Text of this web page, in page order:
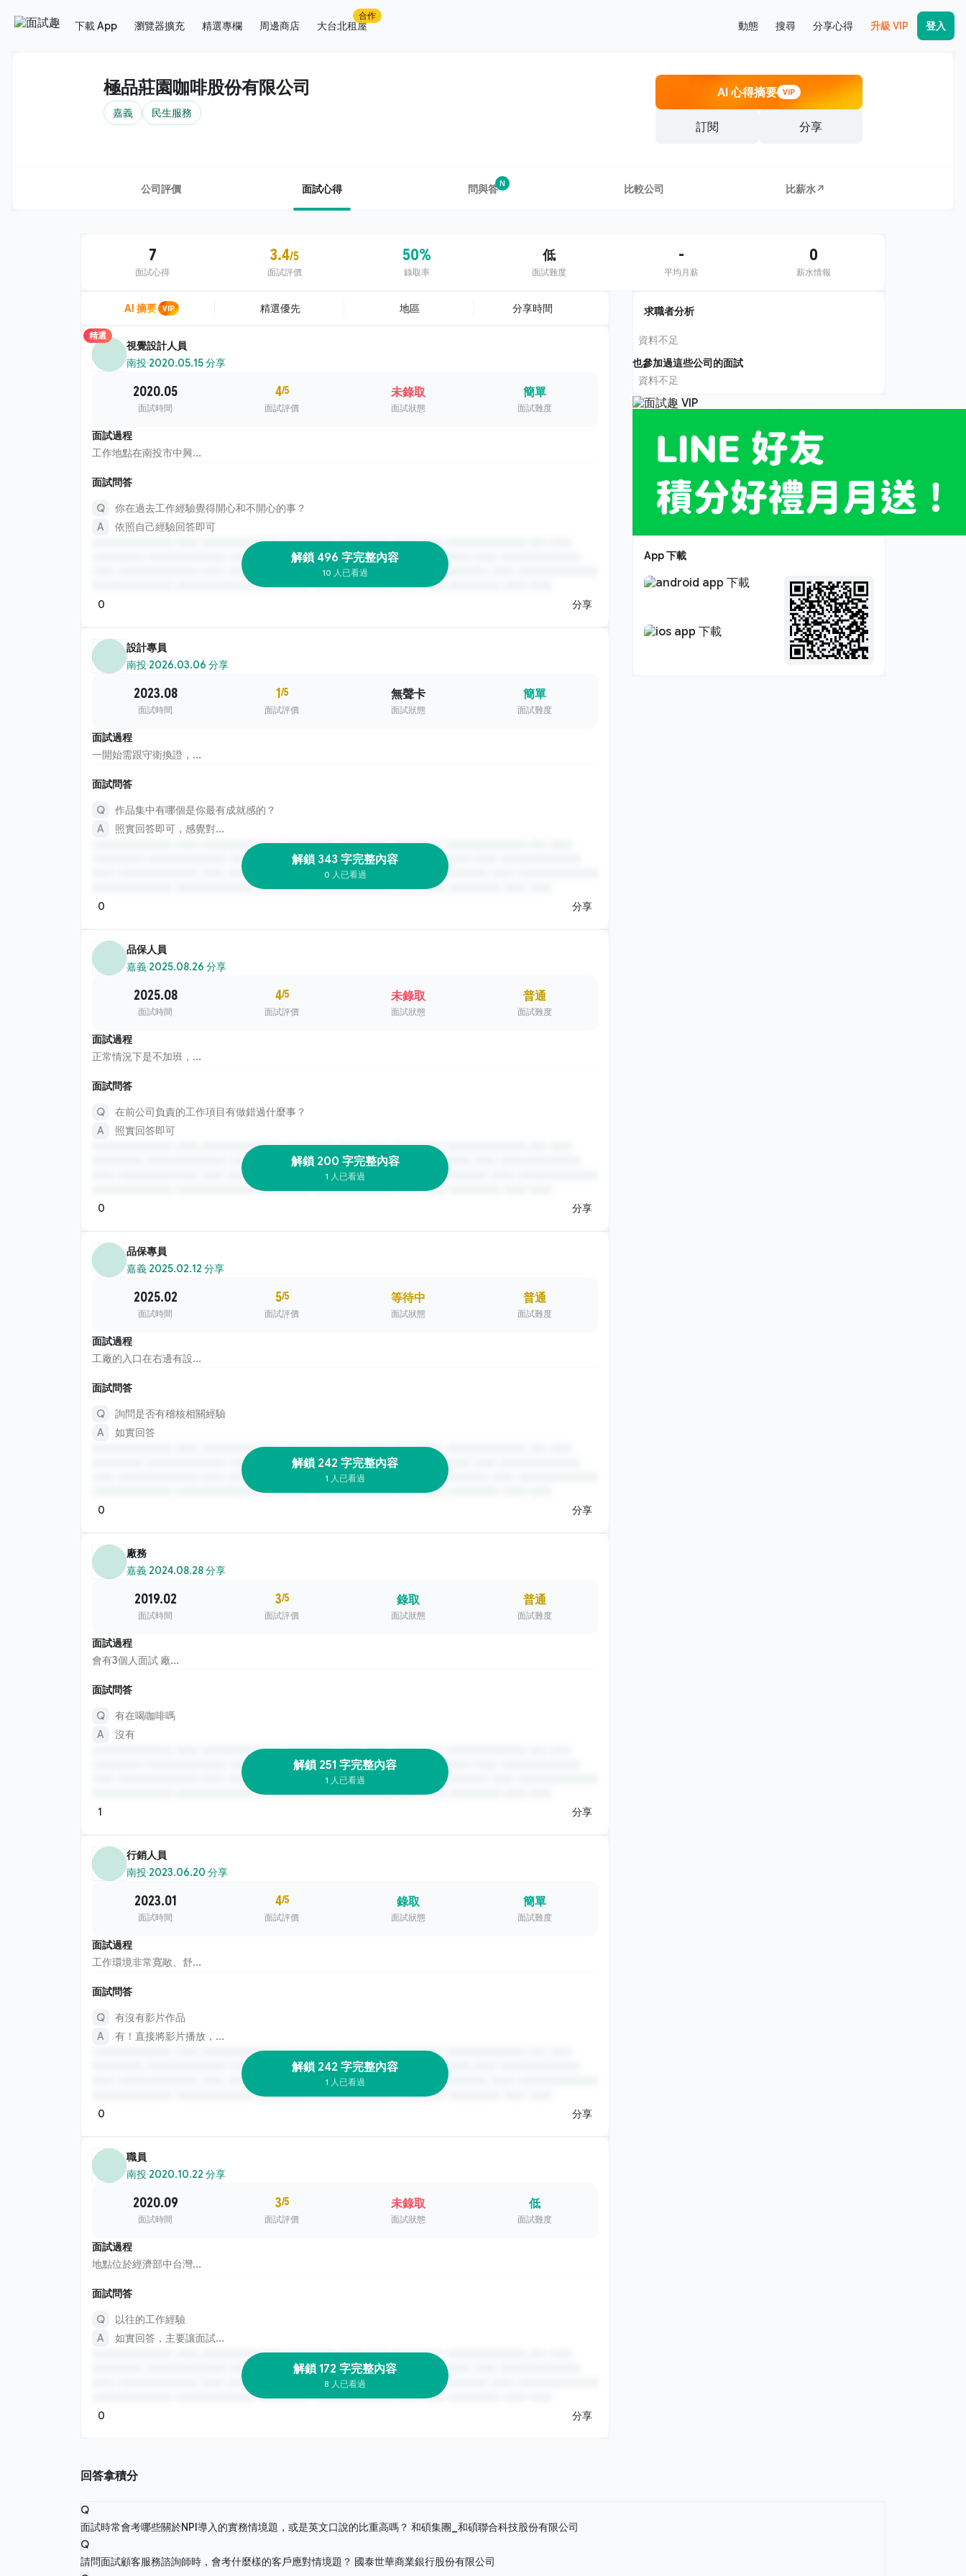
下載 App 瀏覽器擴充 精選專欄 周邊商店 大台北租屋
合作
動態 搜尋 分享心得 升級 VIP 登入
極品莊園咖啡股份有限公司
嘉義 民生服務
AI 心得摘要 VIP
訂閱 分享
公司評價 面試心得 問與答N 比較公司 比薪水↗
7
面試心得
3.4/5
面試評價
50%
錄取率
低
面試難度
-
平均月薪
0
薪水情報
AI 摘要 VIP 地區
精選
視覺設計人員
南投·2020.05.15 分享
2020.05
面試時間
4/5
面試評價
未錄取
面試狀態
簡單
面試難度
面試過程
工作地點在南投市中興...
面試問答
你在過去工作經驗覺得開心和不開心的事？
依照自己經驗回答即可
解鎖 496 字完整內容
10 人已看過
0 分享
設計專員
南投·2026.03.06 分享
2023.08
面試時間
1/5
面試評價
無聲卡
面試狀態
簡單
面試難度
面試過程
一開始需跟守衛換證，...
面試問答
作品集中有哪個是你最有成就感的？
照實回答即可，感覺對...
解鎖 343 字完整內容
0 人已看過
0 分享
品保人員
嘉義·2025.08.26 分享
2025.08
面試時間
4/5
面試評價
未錄取
面試狀態
普通
面試難度
面試過程
正常情況下是不加班，...
面試問答
在前公司負責的工作項目有做錯過什麼事？
照實回答即可
解鎖 200 字完整內容
1 人已看過
0 分享
品保專員
嘉義·2025.02.12 分享
2025.02
面試時間
5/5
面試評價
等待中
面試狀態
普通
面試難度
面試過程
工廠的入口在右邊有設...
面試問答
詢問是否有稽核相關經驗
如實回答
解鎖 242 字完整內容
1 人已看過
0 分享
廠務
嘉義·2024.08.28 分享
2019.02
面試時間
3/5
面試評價
錄取
面試狀態
普通
面試難度
面試過程
會有3個人面試 廠...
面試問答
有在喝咖啡嗎
沒有
解鎖 251 字完整內容
1 人已看過
1 分享
行銷人員
南投·2023.06.20 分享
2023.01
面試時間
4/5
面試評價
錄取
面試狀態
簡單
面試難度
面試過程
工作環境非常寬敞、舒...
面試問答
有沒有影片作品
有！直接將影片播放，...
解鎖 242 字完整內容
1 人已看過
0 分享
職員
南投·2020.10.22 分享
2020.09
面試時間
3/5
面試評價
未錄取
面試狀態
低
面試難度
面試過程
地點位於經濟部中台灣...
面試問答
以往的工作經驗
如實回答，主要讓面試...
解鎖 172 字完整內容
8 人已看過
0 分享
求職者分析
資料不足
也參加過這些公司的面試
資料不足
App 下載
回答拿積分
Q
面試時常會考哪些關於NPI導入的實務情境題，或是英文口說的比重高嗎？ 和碩集團_和碩聯合科技股份有限公司
Q
請問面試顧客服務諮詢師時，會考什麼樣的客戶應對情境題？ 國泰世華商業銀行股份有限公司